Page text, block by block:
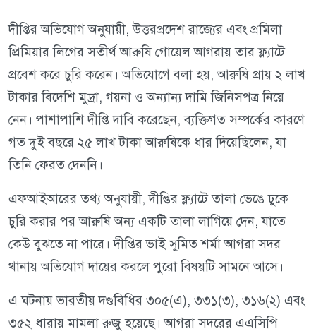
দীপ্তির অভিযোগ অনুযায়ী, উত্তরপ্রদেশ রাজ্যের এবং প্রমিলা
প্রিমিয়ার লিগের সতীর্থ আরুষি গোয়েল আগরায় তার ফ্ল্যাটে
প্রবেশ করে চুরি করেন। অভিযোগে বলা হয়, আরুষি প্রায় ২ লাখ
টাকার বিদেশি মুদ্রা, গয়না ও অন্যান্য দামি জিনিসপত্র নিয়ে
নেন। পাশাপাশি দীপ্তি দাবি করেছেন, ব্যক্তিগত সম্পর্কের কারণে
গত দুই বছরে ২৫ লাখ টাকা আরুষিকে ধার দিয়েছিলেন, যা
তিনি ফেরত দেননি।
এফআইআরের তথ্য অনুযায়ী, দীপ্তির ফ্ল্যাটে তালা ভেঙে ঢুকে
চুরি করার পর আরুষি অন্য একটি তালা লাগিয়ে দেন, যাতে
কেউ বুঝতে না পারে। দীপ্তির ভাই সুমিত শর্মা আগরা সদর
থানায় অভিযোগ দায়ের করলে পুরো বিষয়টি সামনে আসে।
এ ঘটনায় ভারতীয় দণ্ডবিধির ৩০৫(এ), ৩৩১(৩), ৩১৬(২) এবং
৩৫২ ধারায় মামলা রুজু হয়েছে। আগরা সদরের এএসিপি